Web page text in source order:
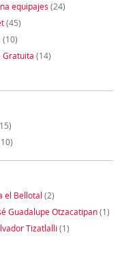
equipajes (24)
(45)
(10)
Gratuita (14)
el Bellotal (2)
Guadalupe Otzacatipan(1)
Tizatlalli (1)